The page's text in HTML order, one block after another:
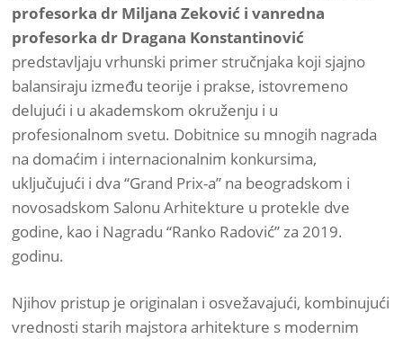
profesorka dr Miljana Zeković i vanredna
profesorka dr Dragana Konstantinović
predstavljaju vrhunski primer stručnjaka koji sjajno
balansiraju između teorije i prakse, istovremeno
delujući i u akademskom okruženju i u
profesionalnom svetu. Dobitnice su mnogih nagrada
na domaćim i internacionalnim konkursima,
uključujući i dva “Grand Prix-a” na beogradskom i
novosadskom Salonu Arhitekture u protekle dve
godine, kao i Nagradu “Ranko Radović” za 2019.
godinu.
Njihov pristup je originalan i osvežavajući, kombinujući
vrednosti starih majstora arhitekture s modernim